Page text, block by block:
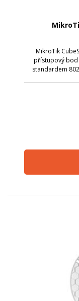
MikroTik
přístupový bod
standardem